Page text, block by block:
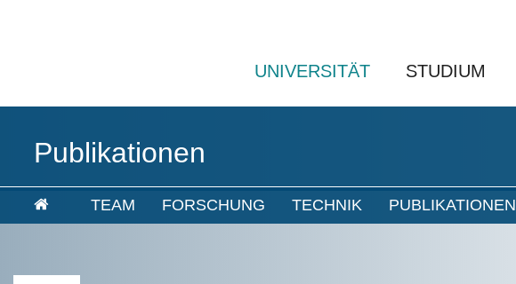
UNIVERSITÄT STUDIUM
Publikationen
TEAM FORSCHUNG TECHNIK PUBLIKATIONEN